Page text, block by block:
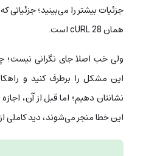
جزئیات بیشتر را می‌بینید؛
همان cURL 28 است.
ولی خب اصلا جای نگرانی نیست؛
نشانتان دهیم؛ اما قبل از آن،
این خطا منجر می‌شوند، دید کاملی